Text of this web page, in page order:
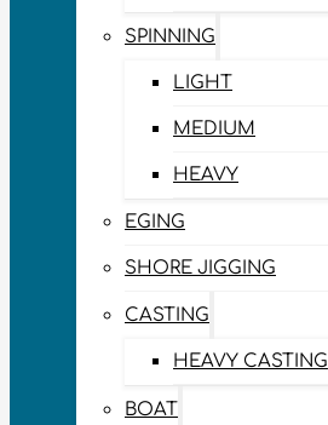
SPINNING
LIGHT
MEDIUM
HEAVY
EGING
SHORE JIGGING
CASTING
HEAVY CASTING
BOAT